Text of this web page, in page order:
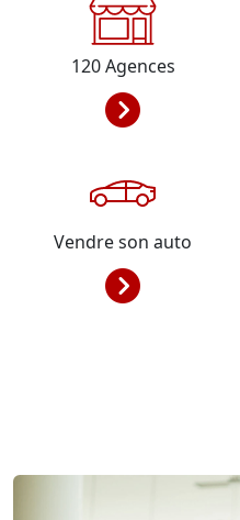
120Agences
Vendre son auto